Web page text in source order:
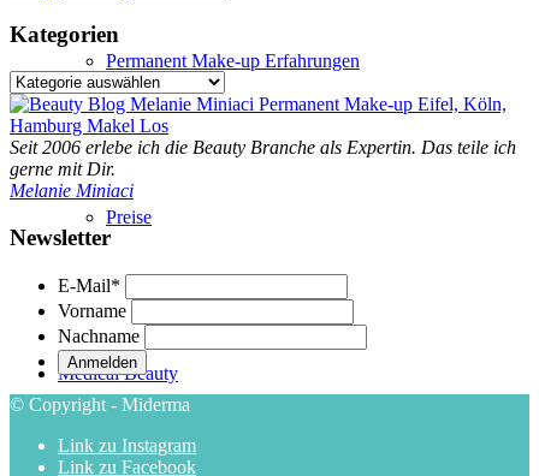
Permanent Make-up Erfahrungen
Preise
Medical Beauty
Kategorien
Kategorien
Seit 2006 erlebe ich die Beauty Branche als Expertin. Das teile ich
gerne mit Dir.
Melanie Miniaci
Newsletter
E-Mail*
Vorname
Nachname
© Copyright - Miderma
Link zu Instagram
Link zu Facebook